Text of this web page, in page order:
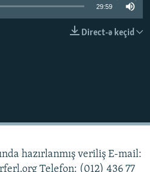
29:59
Direct-ə keçid
hazırlanmış veriliş E-mail:
Telefon: (012) 436 77